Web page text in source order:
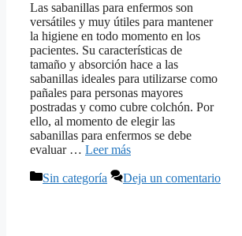
Las sabanillas para enfermos son
versátiles y muy útiles para mantener
la higiene en todo momento en los
pacientes. Su características de
tamaño y absorción hace a las
sabanillas ideales para utilizarse como
pañales para personas mayores
postradas y como cubre colchón. Por
ello, al momento de elegir las
sabanillas para enfermos se debe
evaluar … Leer más
Categorías
Sin categoría Deja un comentario